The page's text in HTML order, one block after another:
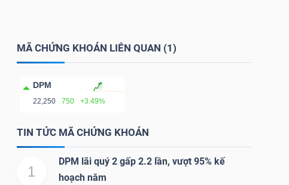
MÃ CHỨNG KHOÁN LIÊN QUAN (1)
DPM
22,250 750 +3.49%
TIN TỨC MÃ CHỨNG KHOÁN
1
DPM lãi quý 2 gấp 2.2 lần, vượt 95% kế
hoạch năm